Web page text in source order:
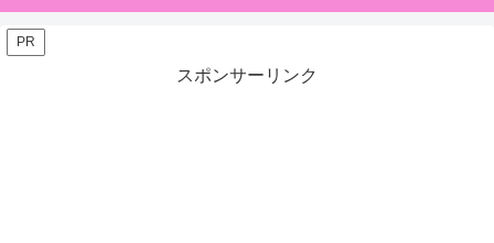
PR
スポンサーリンク